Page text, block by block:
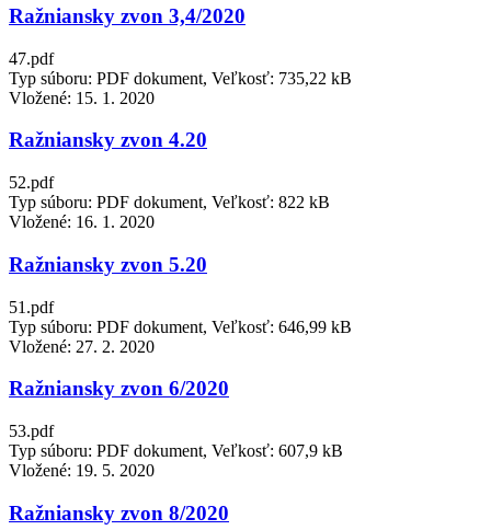
Ražniansky zvon 3,4/2020
47.pdf
Typ súboru: PDF dokument, Veľkosť: 735,22 kB
Vložené: 15. 1. 2020
Ražniansky zvon 4.20
52.pdf
Typ súboru: PDF dokument, Veľkosť: 822 kB
Vložené: 16. 1. 2020
Ražniansky zvon 5.20
51.pdf
Typ súboru: PDF dokument, Veľkosť: 646,99 kB
Vložené: 27. 2. 2020
Ražniansky zvon 6/2020
53.pdf
Typ súboru: PDF dokument, Veľkosť: 607,9 kB
Vložené: 19. 5. 2020
Ražniansky zvon 8/2020